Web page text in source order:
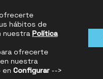
hábitos de
nuestra Política
ofrecerte
nuestra
en Configurar-->